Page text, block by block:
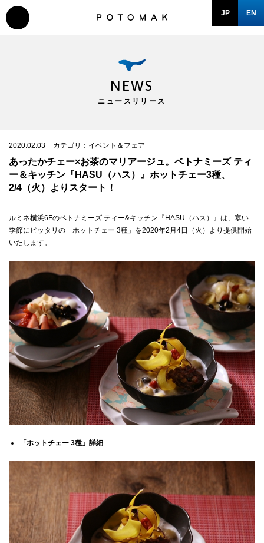
JP EN
COMPANY
DOMAIN
RECRUIT
NEWS
CLOSE
NEWS
ニュースリリース
2020.02.03 カテゴリ：イベント＆フェア
あったかチェー×お茶のマリアージュ。ベトナミーズ ティ
ー＆キッチン『HASU（ハス）』ホットチェー3種、
2/4（火）よりスタート！
ルミネ横浜6Fのベトナミーズ ティー&キッチン『HASU（ハス）』は、寒い
季節にピッタリの「ホットチェー 3種」を2020年2月4日（火）より提供開始
いたします。
「ホットチェー 3種」詳細